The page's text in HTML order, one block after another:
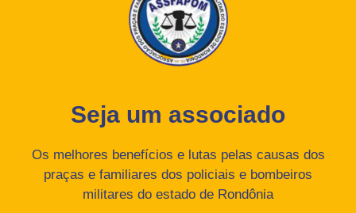
Seja um associado
Os melhores benefícios e lutas pelas causas dos
praças e familiares dos policiais e bombeiros
militares do estado de Rondônia